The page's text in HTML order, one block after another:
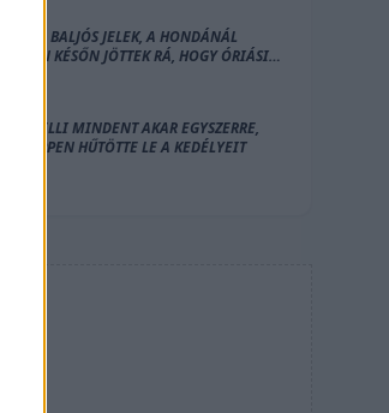
HIÁBA A BALJÓS JELEK, A HONDÁNÁL
NAGYON KÉSŐN JÖTTEK RÁ, HOGY ÓRIÁSI A
ANTONELLI MINDENT AKAR EGYSZERRE,
VERSTAPPEN HŰTÖTTE LE A KEDÉLYEIT